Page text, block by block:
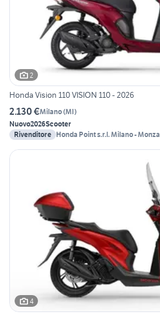
2
Honda Vision 110 VISION 110 - 2026
2.130 €Milano(MI)
Nuovo2026Scooter
Rivenditore Honda Point s.r.l. Milano - Monza
4